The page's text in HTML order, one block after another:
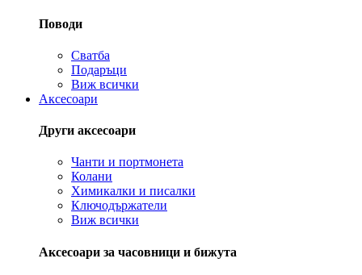
Поводи
Сватба
Подаръци
Виж всички
Аксесоари
Други аксесоари
Чанти и портмонета
Колани
Химикалки и писалки
Ключодържатели
Виж всички
Аксесоари за часовници и бижута